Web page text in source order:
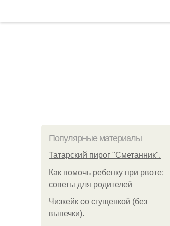
Популярные материалы
Татарский пирог "Сметанник".
Как помочь ребенку при рвоте:
советы для родителей
Чизкейк со сгущенкой (без
выпечки).